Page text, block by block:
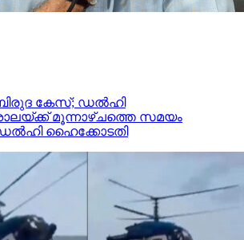
കേസ്; ഡല്‍ഹി
മൂന്നാഴ്ചത്തെ സമയം
ഹൈക്കോടതി